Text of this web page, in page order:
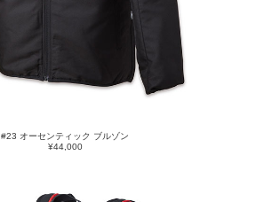
#23 オーセンティック ブルゾン
¥44,000